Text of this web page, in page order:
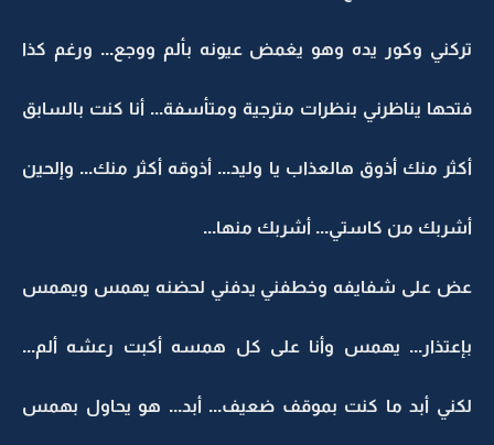
تركني وكور يده وهو يغمض عيونه بألم ووجع... ورغم كذا
فتحها يناظرني بنظرات مترجية ومتأسفة... أنا كنت بالسابق
أكثر منك أذوق هالعذاب يا وليد... أذوقه أكثر منك... وإلحين
أشربك من كاستي... أشربك منها...
عض على شفايفه وخطفني يدفني لحضنه يهمس ويهمس
بإعتذار... يهمس وأنا على كل همسه أكبت رعشه ألم...
لكني أبد ما كنت بموقف ضعيف... أبد... هو يحاول بهمس